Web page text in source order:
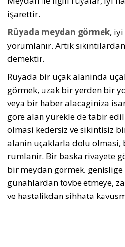
işarettir.
Rüyada meydan görmek, iyi
yorumlanır. Artık
demektir.
Rüyada bir uçak alaninda
görmek, uzak bir yerden bir
veya bir haber alacaginiza
göre alan yürekle de tabir
olmasi kedersiz ve sikintisiz
alanin uçaklarla dolu olmasi,
rumlanir. Bir baska rivayete
bir meydan görmek, genislige
günahlardan tövbe etmeye,
ve hastalikdan sihhata